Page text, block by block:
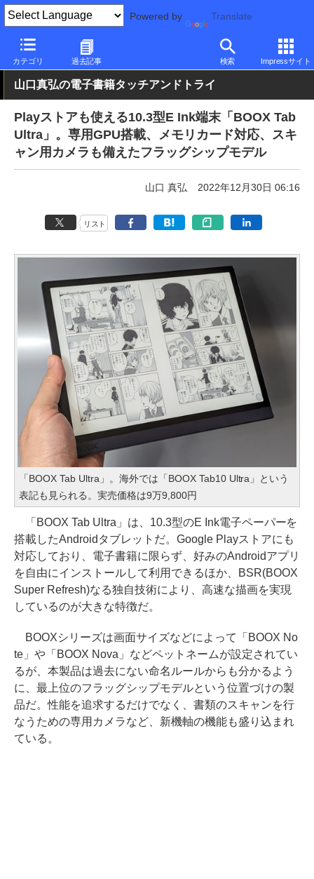
Powered by Translate
カテゴリ 過去記事 検索 Impressサイト
PC Watch パソコン/タブレット/スマートフォン タブレット
山口真弘の電子書籍タッチアンドトライ
Playストアも使える10.3型E Ink端末「BOOX Tab
Ultra」。専用GPU搭載、メモリカード対応、スキ
ャン用カメラも備えたフラッグシップモデル
山口 真弘 2022年12月30日 06:16
リスト
「BOOX Tab Ultra」。海外では「BOOX Tab10 Ultra」という
表記も見られる。実売価格は9万9,800円
「BOOX Tab Ultra」は、10.3型のE Ink電子ペーパーを
搭載したAndroidタブレットだ。Google Playストアにも
対応しており、電子書籍に限らず、好みのAndroidアプリ
を自由にインストールして利用できるほか、BSR(BOOX
Super Refresh)なる独自技術により、高速な描画を実現
しているのが大きな特徴だ。
BOOXシリーズは画面サイズなどによって「BOOX No
te」や「BOOX Nova」などペットネームが設定されてい
るが、本製品は過去にない命名ルールからも分かるよう
に、最上位のフラッグシップモデルという位置づけの製
品だ。性能を追求するだけでなく、書類のスキャンを行
なうための専用カメラなど、新機軸の機能も盛り込まれ
ている。